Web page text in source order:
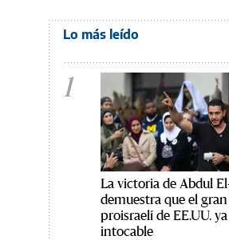
Lo más leído
1
La victoria de Abdul
demuestra que el
proisraelí de EE.UU.
intocable